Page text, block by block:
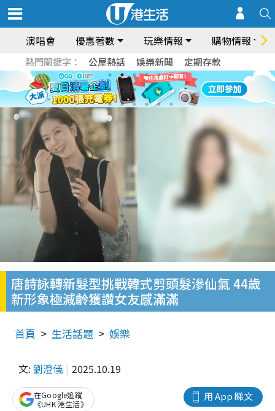
演唱會 優惠著數 玩樂情報 購物情報
熱門關鍵字： 公屋熱話 娛樂新聞 定期存款
唐詩詠轉新髮型挑戰韓式剪頭髮滲仙氣 44歲
新形象極減齡獲讚女友感滿滿
首頁 生活話題 娛樂
文: 劉澄儀 2025.10.19
用 App 睇文
在Google追蹤
《UHK 港生活》